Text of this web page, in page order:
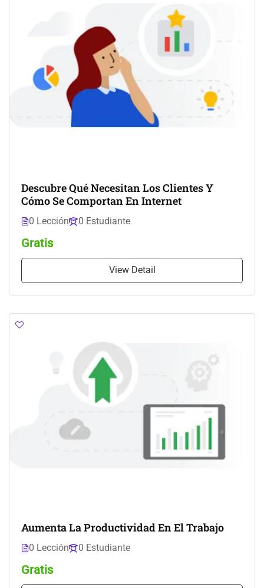
Descubre Qué Necesitan Los Clientes Y
Cómo Se Comportan En Internet
0 Lección 0 Estudiante
Gratis
View Detail
Aumenta La Productividad En El Trabajo
0 Lección 0 Estudiante
Gratis